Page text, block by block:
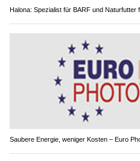
Halona: Spezialist für BARF und Naturfutter
Saubere Energie, weniger Kosten – Euro